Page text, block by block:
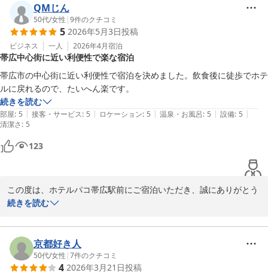
ます。
我々の方こそ、大切な記念日に当ホテルをご利用いただき、たくさ
んのお褒めの言葉を頂戴し、感謝の気持ちでいっぱいです。本当に
嬉しく我々も温かい気持ちにさせていただきました。心より感謝申
し上げます。
これからも「ありがとう」のお言葉をいただけるよう、従業員一同
精進して参ります。
ご投稿いただきありがとうございました。次回のご利用を、心より
お待ち申し上げております。
またお会いできるのを楽しみにしております。
フロント　廣井
ホテルパコ帯広駅前（旧ホテルパコ帯広２）
QMじん
50代/女性 |9件のクチコミ
5 2026年5月3日投稿
ビジネス 一人 2026年4月宿泊
帯広中心街に近い利便性で楽な宿泊
帯広市の中心街に近い利便性で宿泊を決めました。飲食後に徒歩でホテ
ルに戻れるので、たいへん楽です。
続きを読む
部屋: 5 | 接客・サービス: 5 | ロケーション: 5 | 温泉・お風呂: 5 | 設備: 5 |
清潔さ: 5
123
この度は、ホテルパコ帯広駅前にご宿泊いただき、誠にありがとう
ございます。
便性が良いと皆様からお喜びの声をいただいております。
徒歩圏内に飲食店も多数あり、我々スタッフお勧めのお店もたくさ
んございますので、次回は是非我々に紹介させてください。
次回のご利用を、心よりお待ち申し上げております。
続きを読む
京都好き人
50代/女性 |7件のクチコミ
4 2026年3月21日投稿